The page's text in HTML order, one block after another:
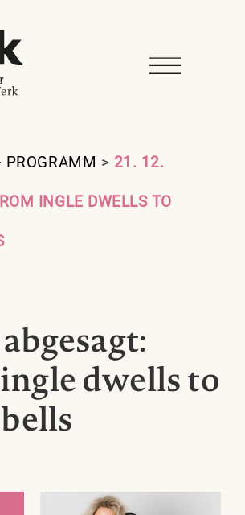
PROGRAMM > 21. 12.
INGLE DWELLS TO
abgesagt:
dwells to